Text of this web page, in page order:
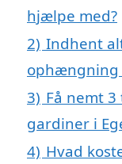
hjælpe med?
2) Indhent
ophængning
3) Få nemt
gardiner i
4) Hvad